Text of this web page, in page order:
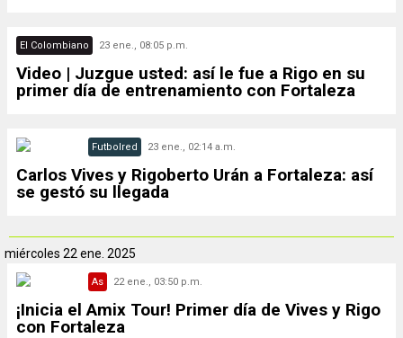
El Colombiano 23 ene., 08:05 p.m.
Video | Juzgue usted: así le fue a Rigo en su
primer día de entrenamiento con Fortaleza
Futbolred 23 ene., 02:14 a.m.
Carlos Vives y Rigoberto Urán a Fortaleza: así
se gestó su llegada
miércoles 22 ene. 2025
As 22 ene., 03:50 p.m.
¡Inicia el Amix Tour! Primer día de Vives y Rigo
con Fortaleza